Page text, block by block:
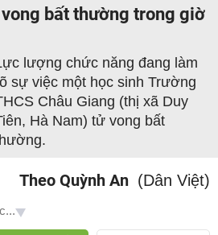
bất thường trong giờ
lượng chức năng đang làm
sự việc một học sinh Trường
Châu Giang (thị xã Duy
Hà Nam) tử vong bất
Theo Quỳnh An (Dân Việt)